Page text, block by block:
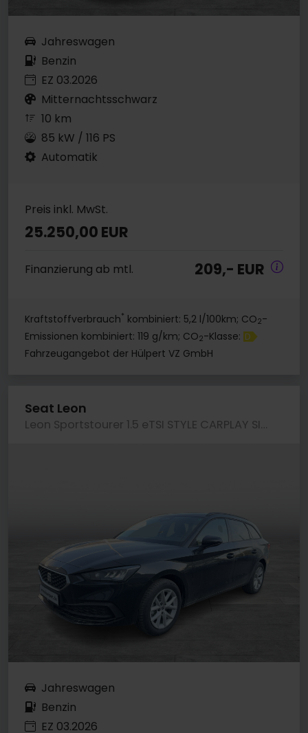
Jahreswagen
Benzin
EZ 03.2026
Mitternachtsschwarz
10 km
85 kW / 116 PS
Automatik
Preis inkl. MwSt.
25.250,00 EUR
Finanzierung ab mtl. 209,- EUR
Kraftstoffverbrauch* kombiniert: 5,2 l/100km; CO2-
Emissionen kombiniert: 119 g/km; CO2-Klasse: D
Fahrzeugangebot der Hülpert VZ GmbH
Seat Leon
Leon Sportstourer 1.5 eTSI STYLE CARPLAY SITZHZG
Jahreswagen
Benzin
EZ 03.2026